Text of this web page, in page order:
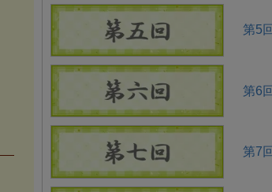
第5
第6
第7